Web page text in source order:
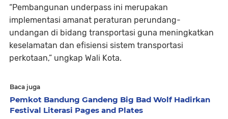
“Pembangunan underpass ini merupakan
implementasi amanat peraturan perundang-
undangan di bidang transportasi guna meningkatkan
keselamatan dan efisiensi sistem transportasi
perkotaan,” ungkap Wali Kota.
Baca juga
Pemkot Bandung Gandeng Big Bad Wolf Hadirkan
Festival Literasi Pages and Plates